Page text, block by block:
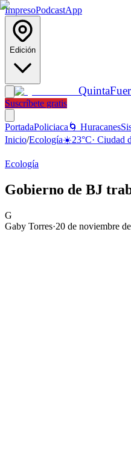
ImpresoPodcastApp
Edición
Quinta
Suscríbete gratis
PortadaPoliciaca 🌀 Huracanes
Inicio/Ecología☀️23°C· Ciudad
Ecología
Gobierno de BJ
G
Gaby Torres·20 de noviembre